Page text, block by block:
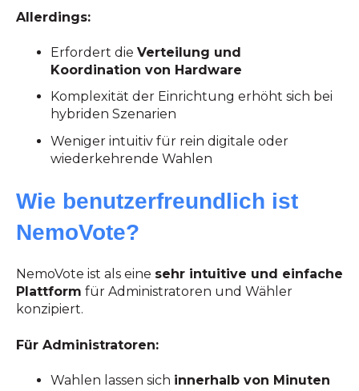
Allerdings:
Erfordert dieVerteilung und
Koordination von Hardware
Komplexität der Einrichtung erhöht sich bei
hybriden Szenarien
Weniger intuitiv für rein digitale oder
wiederkehrende Wahlen
Wie benutzerfreundlich ist
NemoVote?
NemoVote ist als eine sehr intuitive und einfache
Plattform für Administratoren und Wähler
konzipiert.
Für Administratoren:
Wahlen lassen sich innerhalb von Minuten